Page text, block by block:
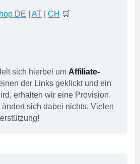
DE AT CH 🛒
sich hierbei um Affiliate-
der Links geklickt und ein
erhalten wir eine Provision.
sich dabei nichts. Vielen